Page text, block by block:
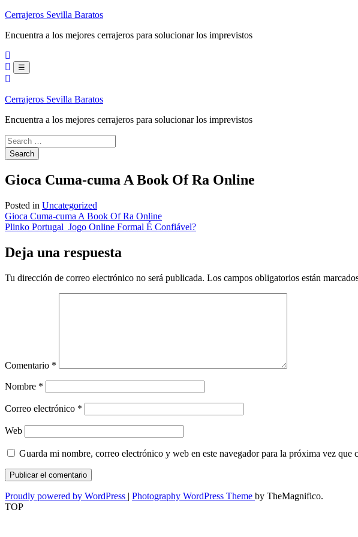
Skip
content
Cerrajeros Sevilla Baratos
Encuentra a los mejores cerrajeros para solucionar los imprevistos
☰
Cerrajeros Sevilla Baratos
Encuentra a los mejores cerrajeros para solucionar los imprevistos
Gioca Cuma-cuma A Book Of Ra Online
Posted in Uncategorized
Navegación
de
entradas
Gioca Cuma-cuma A Book Of Ra Online
Plinko Portugal ️ Jogo Online Formal É Confiável?
Deja una respuesta
Tu dirección de correo electrónico no será publicada. Los campos obligatorios están
Comentario *
Nombre *
Correo electrónico *
Web
Guarda mi nombre, correo electrónico y web en este navegador para la próxima vez que
Proudly powered by WordPress | Photography WordPress Theme by TheMagnifico.
TOP